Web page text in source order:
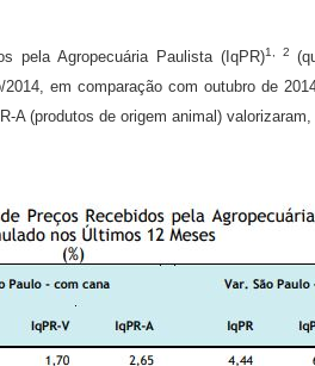
pela Agropecuária Paulista (IqPR)1, 2
em comparação com outubro de
A (produtos de origem animal)